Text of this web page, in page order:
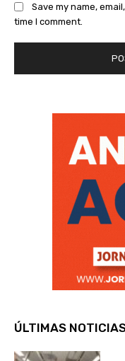
Save my name,
time I comment.
ÚLTIMAS